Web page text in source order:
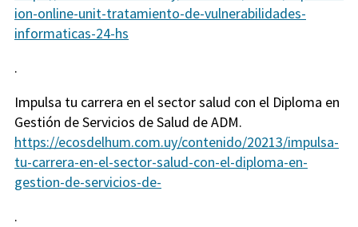
ion-online-unit-tratamiento-de-vulnerabilidades-
informaticas-24-hs
.
Impulsa tu carrera en el sector salud con el Diploma en
Gestión de Servicios de Salud de ADM.
https://ecosdelhum.com.uy/contenido/20213/impulsa-
tu-carrera-en-el-sector-salud-con-el-diploma-en-
gestion-de-servicios-de-
.